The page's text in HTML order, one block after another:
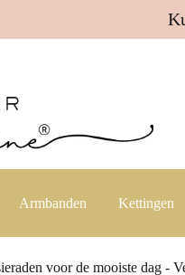
Armbanden Kettingen
voor de mooiste dag -